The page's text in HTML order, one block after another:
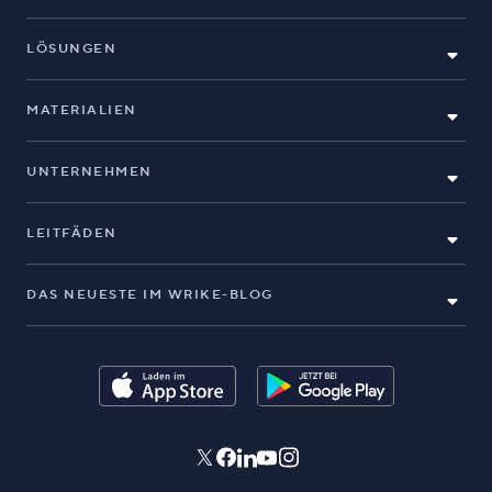
LÖSUNGEN
MATERIALIEN
UNTERNEHMEN
LEITFÄDEN
DAS NEUESTE IM WRIKE-BLOG